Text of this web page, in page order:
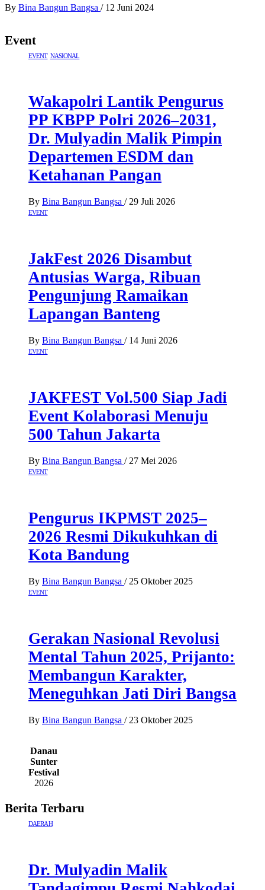
By Bina Bangun Bangsa / 12 Juni 2024
Event
EVENT NASIONAL
Wakapolri Lantik Pengurus
PP KBPP Polri 2026–2031,
Dr. Mulyadin Malik Pimpin
Departemen ESDM dan
Ketahanan Pangan
By Bina Bangun Bangsa / 29 Juli 2026
EVENT
JakFest 2026 Disambut
Antusias Warga, Ribuan
Pengunjung Ramaikan
Lapangan Banteng
By Bina Bangun Bangsa / 14 Juni 2026
EVENT
JAKFEST Vol.500 Siap Jadi
Event Kolaborasi Menuju
500 Tahun Jakarta
By Bina Bangun Bangsa / 27 Mei 2026
EVENT
Pengurus IKPMST 2025–
2026 Resmi Dikukuhkan di
Kota Bandung
By Bina Bangun Bangsa / 25 Oktober 2025
EVENT
Gerakan Nasional Revolusi
Mental Tahun 2025, Prijanto:
Membangun Karakter,
Meneguhkan Jati Diri Bangsa
By Bina Bangun Bangsa / 23 Oktober 2025
Danau
Sunter
Festival
2026
Berita Terbaru
DAERAH
Dr. Mulyadin Malik